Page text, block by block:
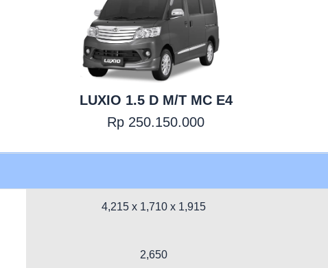
LUXIO 1.5 D M/T MC E4
Rp 250.150.000
4,215 x 1,710 x 1,915
2,650